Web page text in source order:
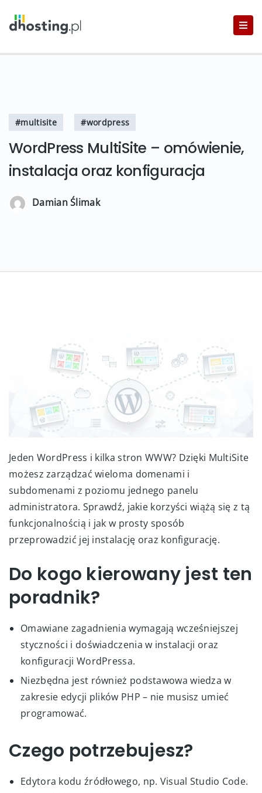
#multisite #wordpress
WordPress MultiSite – omówienie,
instalacja oraz konfiguracja
Damian Ślimak
Jeden WordPress i kilka stron WWW? Dzięki MultiSite
możesz zarządzać wieloma domenami i
subdomenami z poziomu jednego panelu
administratora. Sprawdź, jakie korzyści wiążą się z tą
funkcjonalnością i jak w prosty sposób
przeprowadzić jej instalację oraz konfigurację.
Do kogo kierowany jest ten
poradnik?
Omawiane zagadnienia wymagają wcześniejszej
styczności i doświadczenia w instalacji oraz
konfiguracji WordPressa.
Niezbędna jest również podstawowa wiedza w
zakresie edycji plików PHP – nie musisz umieć
programować.
Czego potrzebujesz?
Edytora kodu źródłowego, np. Visual Studio Code.